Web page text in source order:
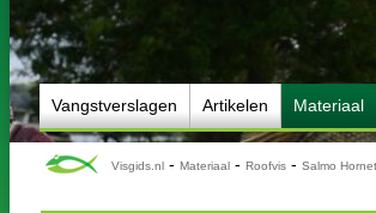
Vangstverslagen Artikelen Materiaal
Visgids.nl - Materiaal - Roofvis - Salmo